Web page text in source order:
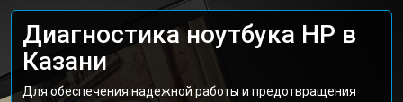
Диагностика ноутбука HP в
Казани
Для обеспечения надежной работы и предотвращения